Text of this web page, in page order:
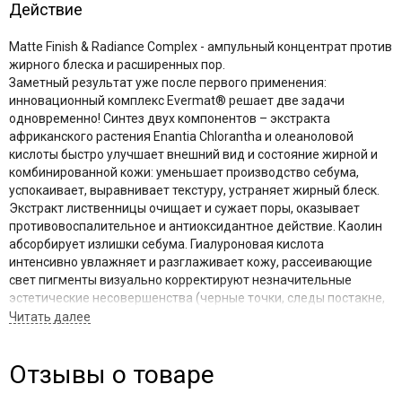
Действие
Matte Finish & Radiance Complex - ампульный концентрат против
жирного блеска и расширенных пор.
Заметный результат уже после первого применения:
инновационный комплекс Evermat® решает две задачи
одновременно! Синтез двух компонентов – экстракта
африканского растения Enantia Chlorantha и олеаноловой
кислоты быстро улучшает внешний вид и состояние жирной и
комбинированной кожи: уменьшает производство себума,
успокаивает, выравнивает текстуру, устраняет жирный блеск.
Экстракт лиственницы очищает и сужает поры, оказывает
противовоспалительное и антиоксидантное действие. Каолин
абсорбирует излишки себума. Гиалуроновая кислота
интенсивно увлажняет и разглаживает кожу, рассеивающие
свет пигменты визуально корректируют незначительные
эстетические несовершенства (черные точки, следы постакне,
морщинки) и придают коже здоровое сияние.
возраста, для подростков
Отзывы о товаре